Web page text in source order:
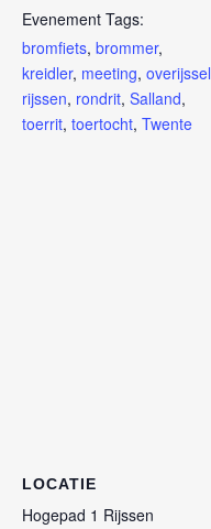
Evenement Tags:
bromfiets, brommer,
kreidler, meeting, overijssel
rijssen, rondrit, Salland,
toerrit, toertocht, Twente
LOCATIE
Hogepad 1 Rijssen